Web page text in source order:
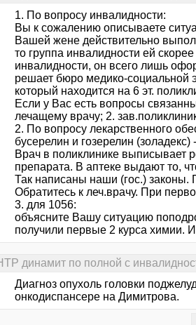
1. По вопросу инвалидности:
Вы к сожалению описываете
Вашей жене действительно
то группа инвалидности ей
инвалидности, он всего лишь
решает бюро медико-социальной
который находится на 6 эт.
Если у Вас есть вопросы
лечащему врачу; 2.
2. По вопросу лекарственного
бусерелин и гозерелин (золадекс)
Врач в поликлинике выписывает
препарата. В аптеке выдают то,
Так написаны наши (гос.) законы.
Обратитесь к леч.врачу. При
3. для 1056:
объясните Вашу ситуацию
получили первые 2 курса химии.
динамит по полной с
Диагноз опухоль головки
онкодиспансере на Димитрова.